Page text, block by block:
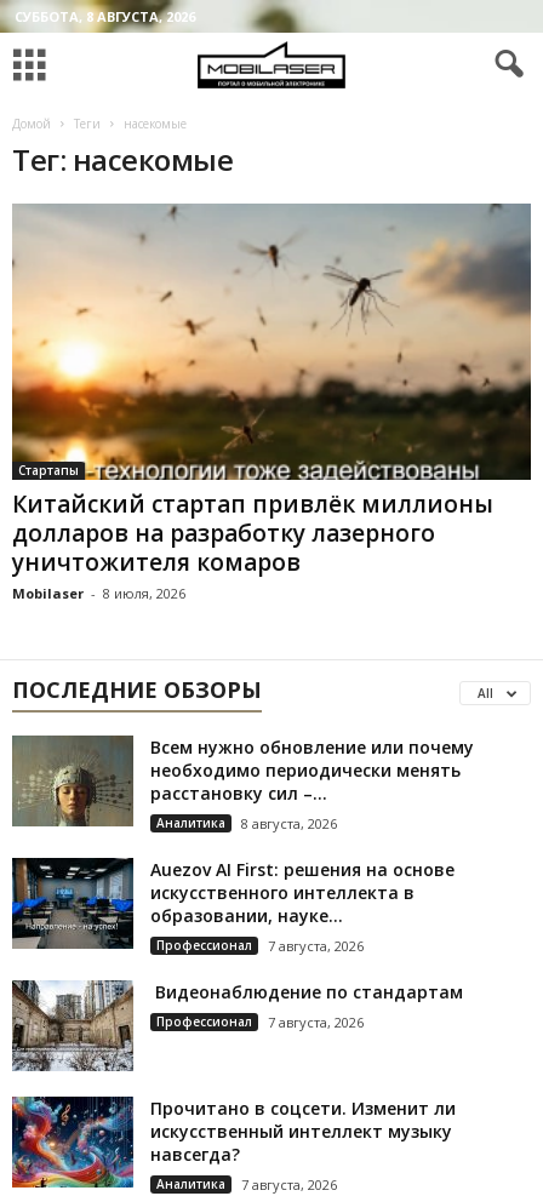
СУББОТА, 8 АВГУСТА, 2026
Домой Теги насекомые
Тег: насекомые
Стартапы
Китайский стартап привлёк миллионы
долларов на разработку лазерного
уничтожителя комаров
Mobilaser - 8 июля, 2026
ПОСЛЕДНИЕ ОБЗОРЫ All
Всем нужно обновление или почему
необходимо периодически менять
расстановку сил –...
Аналитика 8 августа, 2026
Auezov AI First: решения на основе
искусственного интеллекта в
образовании, науке...
Профессионал 7 августа, 2026
Видеонаблюдение по стандартам
Профессионал 7 августа, 2026
Прочитано в соцсети. Изменит ли
искусственный интеллект музыку
навсегда?
Аналитика 7 августа, 2026